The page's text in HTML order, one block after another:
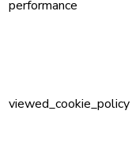
performance
viewed_cookie_policy